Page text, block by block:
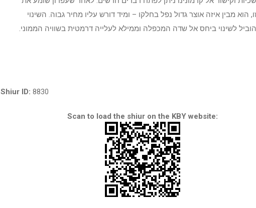
הוא מבין איזה אוצר גדול נפל בחלקו – ומיד דורש עליו מחיר גבוה. השינוי
לשינוי ביחס אל שדה המכפלה וממילא לעלייה דרמטית בשוויה הממוני.
Shiur ID: 8830
Scan to load the shiur on the KBY website: